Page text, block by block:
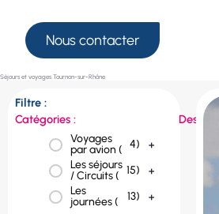
Nous contacter
Séjours et voyages Tournon-sur-Rhône
Filtre :
Catégories :
Voyages
par avion ( 4)
+
Les séjours
/ Circuits ( 15)
+
Les
journées (
13) +